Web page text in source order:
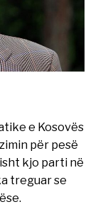
e Kosovës
për pesë
kjo parti në
treguar se